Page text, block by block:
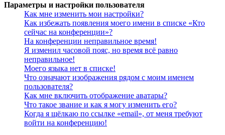
Параметры и настройки пользователя
Как мне изменить мои настройки?
Как избежать появления моего имени в списке «Кто
сейчас на конференции»?
На конференции неправильное время!
Я изменил часовой пояс, но время всё равно
неправильное!
Моего языка нет в списке!
Что означают изображения рядом с моим именем
пользователя?
Как мне включить отображение аватары?
Что такое звание и как я могу изменить его?
Когда я щёлкаю по ссылке «email», от меня требуют
войти на конференцию!